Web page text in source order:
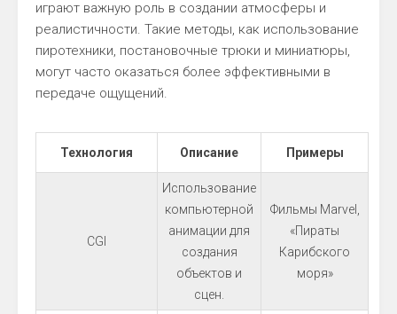
играют важную роль в создании атмосферы и
реалистичности. Такие методы, как использование
пиротехники, постановочные трюки и миниатюры,
могут часто оказаться более эффективными в
передаче ощущений.
Технология Описание Примеры
CGI
Использование
компьютерной
анимации для
создания
объектов и
сцен.
Фильмы Marvel,
«Пираты
Карибского
моря»